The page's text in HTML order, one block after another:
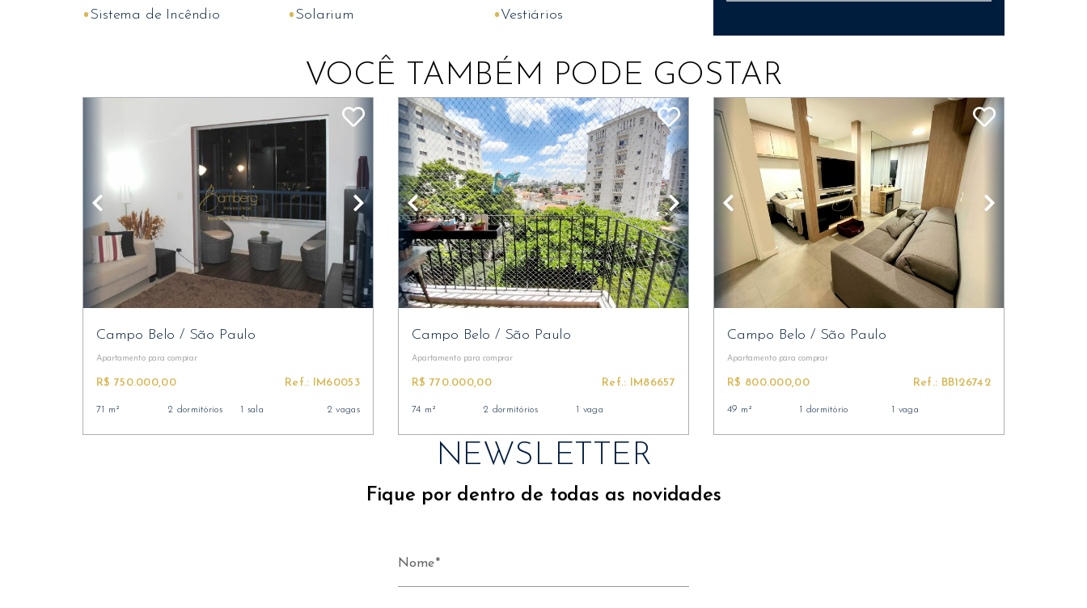
•Sistema de Incêndio •Solarium •Vestiários
VOCÊ TAMBÉM PODE GOSTAR
Campo Belo/ São Paulo
Apartamento para comprar
R$ 750.000,00 Ref.: IM60053
71 m² 2 dormitórios 1 sala 2 vagas
Campo Belo/ São Paulo
Apartamento para comprar
R$ 770.000,00 Ref.: IM86657
74 m² 2 dormitórios 1 vaga
Campo Belo/ São Paulo
Apartamento para comprar
R$ 800.000,00 Ref.: BB126742
49 m² 1 dormitório 1 vaga
NEWSLETTER
Fique por dentro de todas as novidades
Nome